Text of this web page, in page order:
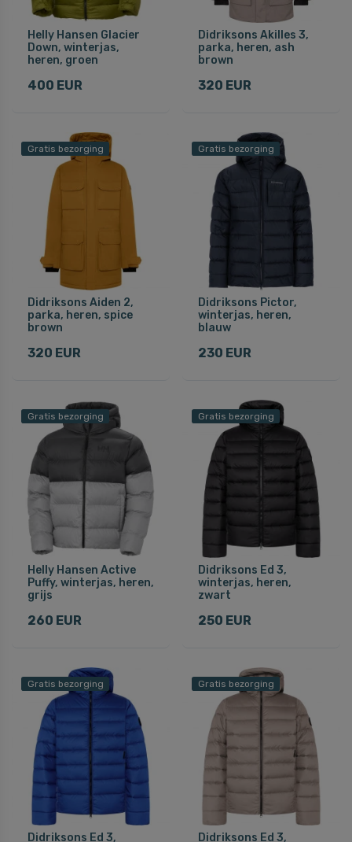
Helly Hansen Glacier
Down, winterjas,
heren, groen
400 EUR
Didriksons Akilles 3,
parka, heren, ash
brown
320 EUR
Gratis bezorging
Didriksons Aiden 2,
parka, heren, spice
brown
320 EUR
Gratis bezorging
Didriksons Pictor,
winterjas, heren,
blauw
230 EUR
Gratis bezorging
Helly Hansen Active
Puffy, winterjas, heren,
grijs
260 EUR
Gratis bezorging
Didriksons Ed 3,
winterjas, heren,
zwart
250 EUR
Gratis bezorging
Didriksons Ed 3,
Gratis bezorging
Didriksons Ed 3,